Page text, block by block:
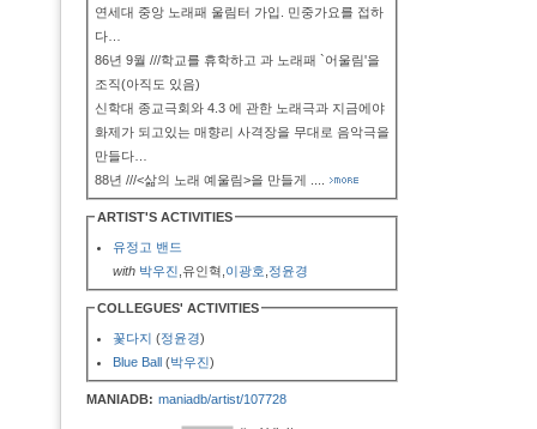
연세대 중앙 노래패 울림터 가입. 민중가요를 접하
다…
86년 9월 ///학교를 휴학하고 과 노래패 `어울림'을
조직(아직도 있음)
신학대 종교극회와 4.3 에 관한 노래극과 지금에야
화제가 되고있는 매향리 사격장을 무대로 음악극을
만들다…
88년 ///<삶의 노래 예울림>을 만들게
ARTIST'S ACTIVITIES
유정고 밴드
with 박우진 ,유인혁, 이광호 정윤경
COLLEGUES' ACTIVITIES
꽃다지 (정윤경)
Blue Ball (박우진)
MANIADB: maniadb/artist/107728